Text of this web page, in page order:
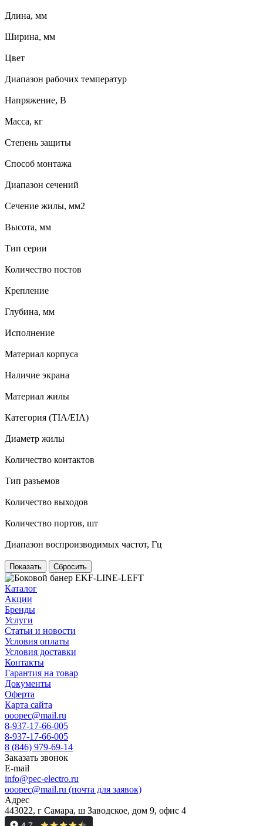
Длина, мм
Ширина, мм
Цвет
Диапазон рабочих температур
Напряжение, В
Масса, кг
Степень защиты
Способ монтажа
Диапазон сечений
Сечение жилы, мм2
Высота, мм
Тип серии
Количество постов
Крепление
Глубина, мм
Исполнение
Материал корпуса
Наличие экрана
Материал жилы
Категория (TIA/EIA)
Диаметр жилы
Количество контактов
Тип разъемов
Количество выходов
Количество портов, шт
Диапазон воспроизводимых частот, Гц
Сбросить
Каталог
Акции
Бренды
Услуги
Статьи и новости
Условия оплаты
Условия доставки
Контакты
Гарантия на товар
Документы
Оферта
Карта сайта
ooopec@mail.ru
8-937-17-66-005
8-937-17-66-005
8 (846) 979-69-14
Заказать звонок
E-mail
info@pec-electro.ru
ooopec@mail.ru (почта для заявок)
Адрес
443022, г Самара, ш Заводское, дом 9, офис 4